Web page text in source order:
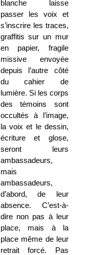
blanche laisse
passer les voix et
s’inscrire les traces,
graffitis sur un mur
en papier, fragile
missive envoyée
depuis l’autre côté
du cahier de
lumière. Si les corps
des témoins sont
occultés à l’image,
la voix et le dessin,
écriture et glose,
seront leurs
ambassadeurs,
mais
ambassadeurs,
d’abord, de leur
absence. C’est-à-
dire non pas à leur
place, mais à la
place même de leur
retrait forcé. Pas